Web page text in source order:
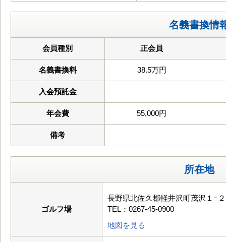
名義書換情
会員種別 正会員
名義書換料 38.5万円
入会預託金
年会費 55,000円
備考
所在地
ゴルフ場
長野県北佐久郡軽井沢町茂沢１−
TEL：0267-45-0900
地図を見る